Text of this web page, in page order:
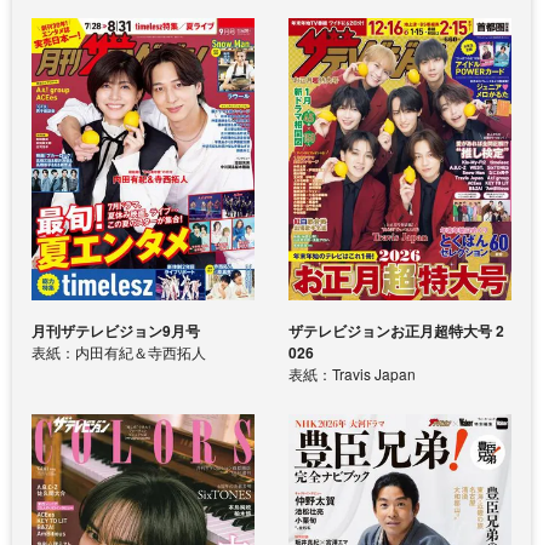
月刊ザテレビジョン9月号
表紙：内田有紀＆寺西拓人
ザテレビジョンお正月超特大号 2
026
表紙：Travis Japan